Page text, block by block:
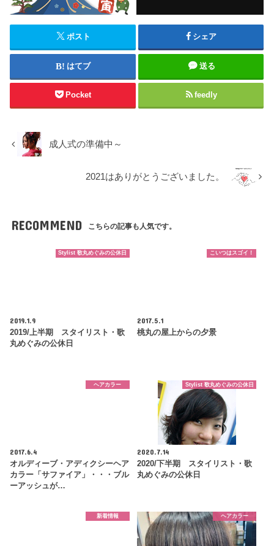
ポスト シェア
はてブ 送る
Pocket feedly
成人式の準備中～
2021はありがとうございました。
RECOMMEND こちらの記事も人気です。
Stylist 歌丸めぐみの公休日
2019.1.9
2019/上半期 スタイリスト・歌
丸めぐみの公休日
こいつはスゴイ！
2017.5.1
桃丸の屋上からの夕景
ヘアカラー
2017.6.4
オルディーブ・アディクシーヘア
カラー「サファイア」・・・ブル
ーアッシュが…
Stylist 歌丸めぐみの公休日
2020.7.14
2020/下半期 スタイリスト・歌
丸めぐみの公休日
新着情報 ヘアカラー